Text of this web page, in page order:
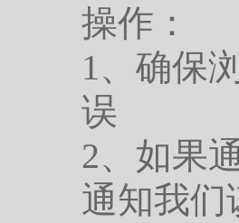
操作：
1、确保
误
2、如果
通知我们